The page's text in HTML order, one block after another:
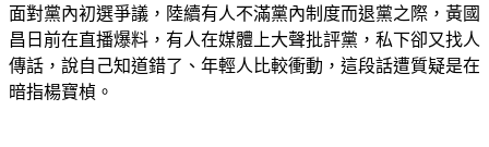
面對黨內初選爭議，陸續有人不滿黨內制度而退黨之際，黃國
昌日前在直播爆料，有人在媒體上大聲批評黨，私下卻又找人
傳話，說自己知道錯了、年輕人比較衝動，這段話遭質疑是在
暗指楊寶楨。